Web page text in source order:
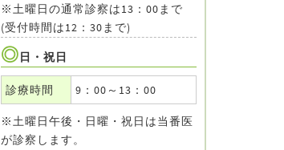
※土曜日の通常診察は13：00まで
(受付時間は12：30まで)
日・祝日
診療時間 9：00～13：00
※土曜日午後・日曜・祝日は当番医
が診察します。